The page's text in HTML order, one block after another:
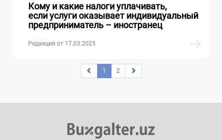
Кому и какие налоги уплачивать,
если услуги оказывает индивидуальный
предприниматель – иностранец
Редакция от 17.03.2025
1 2